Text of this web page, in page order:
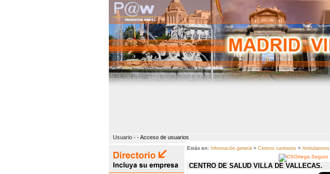
Usuario - -Acceso de usuarios
Estás en: Información general> Centros sanitarios> Ambulatorios
CENTRO DE SALUD VILLA DE VALLECAS.